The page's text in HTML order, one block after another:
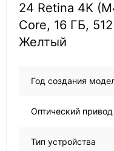
24 Retina 4K
Core, 16 ГБ,
Желтый
Год создания
Оптический привод
Тип устройства